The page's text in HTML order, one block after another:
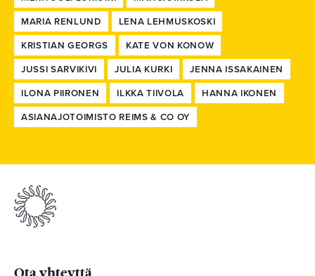
MARIA RENLUND LENA LEHMUSKOSKI
KRISTIAN GEORGS KATE VON KONOW
JUSSI SARVIKIVI JULIA KURKI JENNA ISSAKAINEN
ILONA PIIRONEN ILKKA TIIVOLA HANNA IKONEN
ASIANAJOTOIMISTO REIMS & CO OY